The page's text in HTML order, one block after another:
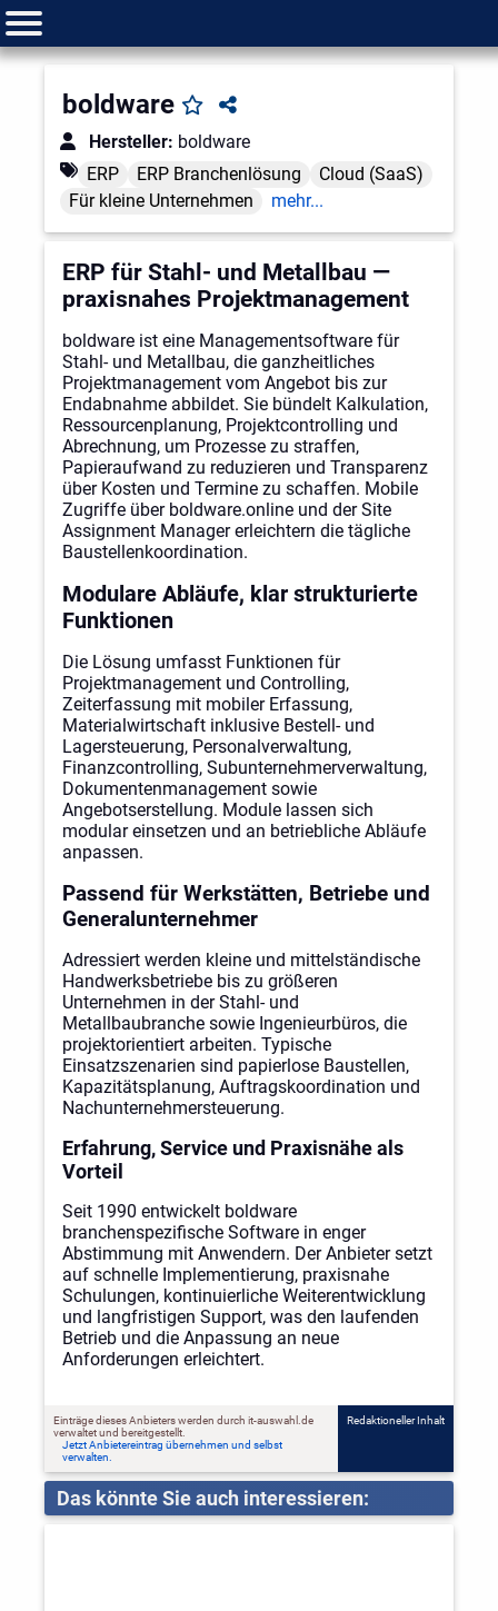
boldware
Hersteller: boldware
ERP
ERP Branchenlösung
Cloud (SaaS)
Für kleine Unternehmen
mehr...
ERP für Stahl- und Metallbau —
praxisnahes Projektmanagement
boldware ist eine Managementsoftware für
Stahl- und Metallbau, die ganzheitliches
Projektmanagement vom Angebot bis zur
Endabnahme abbildet. Sie bündelt Kalkulation,
Ressourcenplanung, Projektcontrolling und
Abrechnung, um Prozesse zu straffen,
Papieraufwand zu reduzieren und Transparenz
über Kosten und Termine zu schaffen. Mobile
Zugriffe über boldware.online und der Site
Assignment Manager erleichtern die tägliche
Baustellenkoordination.
Modulare Abläufe, klar strukturierte
Funktionen
Die Lösung umfasst Funktionen für
Projektmanagement und Controlling,
Zeiterfassung mit mobiler Erfassung,
Materialwirtschaft inklusive Bestell- und
Lagersteuerung, Personalverwaltung,
Finanzcontrolling, Subunternehmerverwaltung,
Dokumentenmanagement sowie
Angebotserstellung. Module lassen sich
modular einsetzen und an betriebliche Abläufe
anpassen.
Passend für Werkstätten, Betriebe und
Generalunternehmer
Adressiert werden kleine und mittelständische
Handwerksbetriebe bis zu größeren
Unternehmen in der Stahl- und
Metallbaubranche sowie Ingenieurbüros, die
projektorientiert arbeiten. Typische
Einsatzszenarien sind papierlose Baustellen,
Kapazitätsplanung, Auftragskoordination und
Nachunternehmersteuerung.
Erfahrung, Service und Praxisnähe als
Vorteil
Seit 1990 entwickelt boldware
branchenspezifische Software in enger
Abstimmung mit Anwendern. Der Anbieter setzt
auf schnelle Implementierung, praxisnahe
Schulungen, kontinuierliche Weiterentwicklung
und langfristigen Support, was den laufenden
Betrieb und die Anpassung an neue
Anforderungen erleichtert.
Einträge dieses Anbieters werden durch it-auswahl.de
verwaltet und bereitgestellt.
Jetzt Anbietereintrag übernehmen und selbst
verwalten.
Redaktioneller Inhalt
Das könnte Sie auch interessieren: